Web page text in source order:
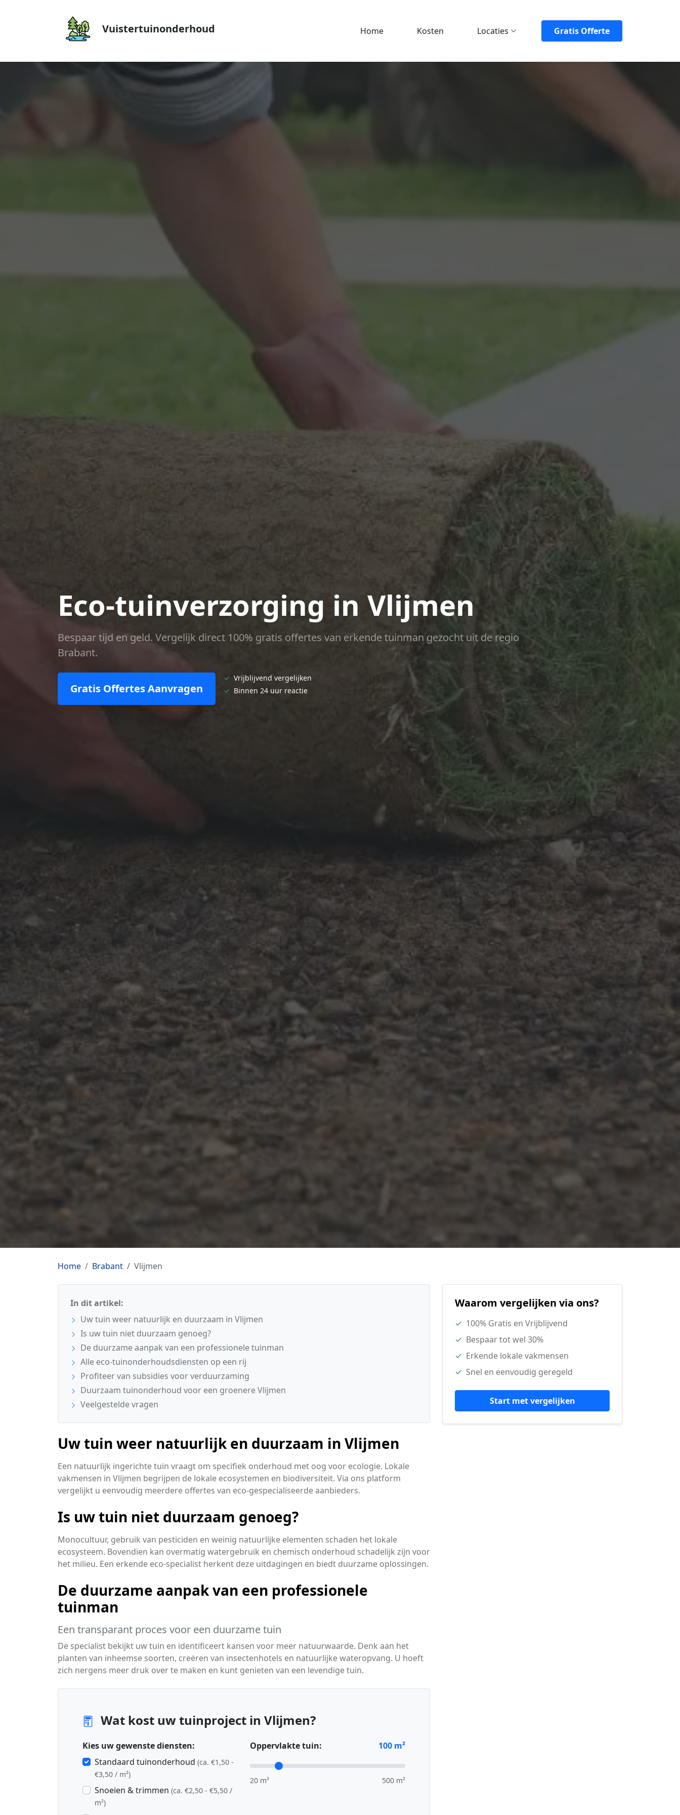
Vuistertuinonderhoud Home Kosten Locaties Gratis Offerte
Eco-tuinverzorging in Vlijmen
Bespaar tijd en geld. Vergelijk direct 100% gratis offertes van erkende tuinman gezocht uit de regio
Brabant.
Gratis Offertes Aanvragen
✓ Vrijblijvend vergelijken
✓ Binnen 24 uur reactie
Home Brabant Vlijmen
In dit artikel:
Uw tuin weer natuurlijk en duurzaam in Vlijmen
Is uw tuin niet duurzaam genoeg?
De duurzame aanpak van een professionele tuinman
Alle eco-tuinonderhoudsdiensten op een rij
Profiteer van subsidies voor verduurzaming
Duurzaam tuinonderhoud voor een groenere Vlijmen
Veelgestelde vragen
Uw tuin weer natuurlijk en duurzaam in Vlijmen
Een natuurlijk ingerichte tuin vraagt om specifiek onderhoud met oog voor ecologie. Lokale
vakmensen in Vlijmen begrijpen de lokale ecosystemen en biodiversiteit. Via ons platform
vergelijkt u eenvoudig meerdere offertes van eco-gespecialiseerde aanbieders.
Is uw tuin niet duurzaam genoeg?
Monocultuur, gebruik van pesticiden en weinig natuurlijke elementen schaden het lokale
ecosysteem. Bovendien kan overmatig watergebruik en chemisch onderhoud schadelijk zijn voor
het milieu. Een erkende eco-specialist herkent deze uitdagingen en biedt duurzame oplossingen.
De duurzame aanpak van een professionele
tuinman
Een transparant proces voor een duurzame tuin
De specialist bekijkt uw tuin en identificeert kansen voor meer natuurwaarde. Denk aan het
planten van inheemse soorten, creëren van insectenhotels en natuurlijke wateropvang. U hoeft
zich nergens meer druk over te maken en kunt genieten van een levendige tuin.
Wat kost uw tuinproject in Vlijmen?
Kies uw gewenste diensten:
Standaard tuinonderhoud (ca. €1,50 -
€3,50 / m²)
Snoeien & trimmen (ca. €2,50 - €5,50 /
m²)
Oppervlakte tuin: 100 m²
20 m² 500 m²
Waarom vergelijken via ons?
✓ 100% Gratis en Vrijblijvend
✓ Bespaar tot wel 30%
✓ Erkende lokale vakmensen
✓ Snel en eenvoudig geregeld
Start met vergelijken